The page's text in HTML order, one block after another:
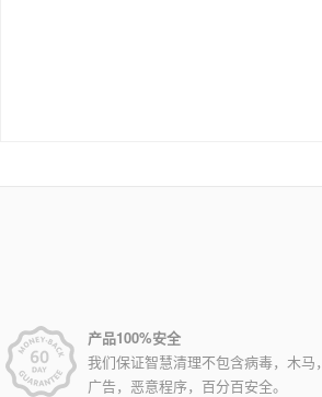
产品100%安全
我们保证智慧清理不包含病毒，木马，
广告，恶意程序，百分百安全。